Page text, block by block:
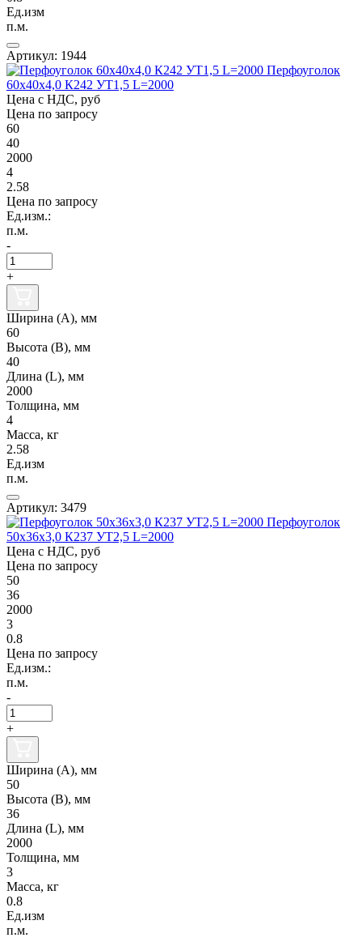
Ед.изм
п.м.
Артикул: 1944
Перфоуголок
60х40х4,0 К242 УТ1,5 L=2000
Цена с НДС, руб
Цена по запросу
60
40
2000
4
2.58
Цена по запросу
Ед.изм.:
п.м.
-
+
Ширина (А), мм
60
Высота (В), мм
40
Длина (L), мм
2000
Толщина, мм
4
Масса, кг
2.58
Ед.изм
п.м.
Артикул: 3479
Перфоуголок
50х36х3,0 К237 УТ2,5 L=2000
Цена с НДС, руб
Цена по запросу
50
36
2000
3
0.8
Цена по запросу
Ед.изм.:
п.м.
-
+
Ширина (А), мм
50
Высота (В), мм
36
Длина (L), мм
2000
Толщина, мм
3
Масса, кг
0.8
Ед.изм
п.м.